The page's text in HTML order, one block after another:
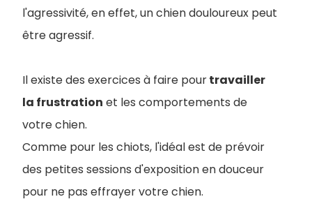
l'agressivité, en effet, un chien douloureux peut
être agressif.
Il existe des exercices à faire pourtravailler
la frustration et les comportements de
votre chien.
Comme pour les chiots, l'idéal est de prévoir
des petites sessions d'exposition en douceur
pour ne pas effrayer votre chien.